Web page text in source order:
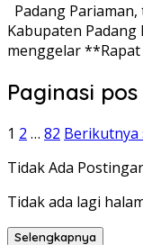
Padang
Kabupaten Padang
menggelar
Paginasi pos
1 2 … 82 Berikutnya
Tidak Ada
Tidak ada lagi
Selengkapnya